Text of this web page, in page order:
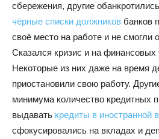
сбережения, другие
чёрные списки должников банков
своё место на работе и не смогли
Сказался кризис и на финансовых
Некоторые из них даже на время
приостановили свою работу.
минимума количество кредитных
выдавать кредиты в иностранной
сфокусировались на вкладах и